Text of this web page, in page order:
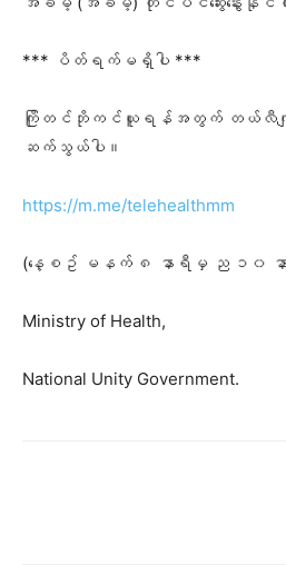
*** ပိတ်ရက်မရှိပါ ***
ကြိုတင်ဘိုကင်ယူရန်အတွက် တယ်လီကျန်
ဆက်သွယ်ပါ။
https://m.me/telehealthmm
(နေ့စဥ် မနက် ၈ နာရီမှ ည ၁၀
Ministry of Health,
National Unity Government.